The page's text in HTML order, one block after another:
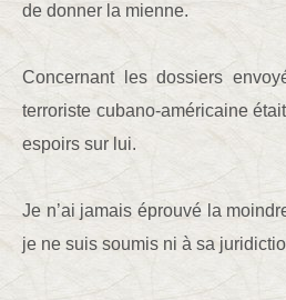
de donner la mienne.
Concernant les dossiers
terroriste cubano-américaine
espoirs sur lui.
Je n’ai jamais éprouvé la
je ne suis soumis ni à sa